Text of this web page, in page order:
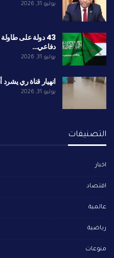
يوليو 31, 2026
43 دولة على
دفاعي…
يوليو 31, 2026
انهيار قناة ري
يوليو 31, 2026
التصنيفات
اخبار
اقتصاد
عالمية
رياضية
منوعات